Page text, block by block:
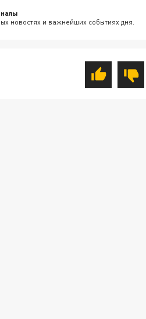
новостях и важнейших событиях дня.